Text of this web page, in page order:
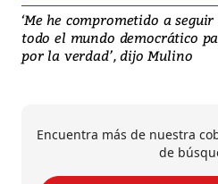
‘Me he comprometido a
todo el mundo democrático
por la verdad’, dijo Mulino
Encuentra más de nuestra
de